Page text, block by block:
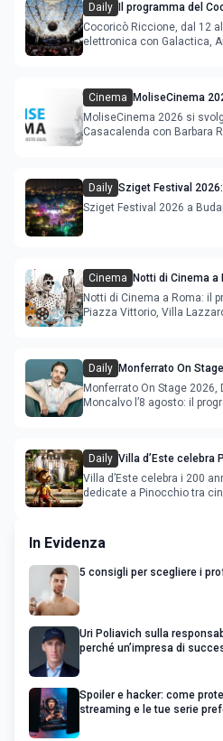
Daily
Il programma del
agosto 2026
Cocoricò Riccione, dal 12
elettronica con Galactica,
Cinema
MoliseCinema
MoliseCinema 2026 si
Casacalenda con Barbara
Daily Sziget Festival
Sziget Festival 2026 a
Cinema
Notti di Cinema a
agosto
Notti di Cinema a Roma: il
Piazza Vittorio, Villa
Daily Monferrato On
Monferrato On Stage
Moncalvo l’8 agosto: il
Daily Villa d’Este celebra
con cinema,
Villa d’Este celebra i 200
dedicate a Pinocchio tra
In Evidenza
5 consigli per scegliere i
Uri Poliavich sulla
perché un’impresa di
Spoiler e hacker: come
streaming e le tue serie